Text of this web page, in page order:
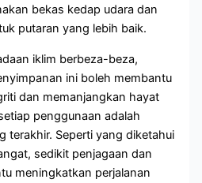
bekas kedap udara dan
putaran yang lebih baik.
iklim berbeza-beza,
ini boleh membantu
dan memanjangkan hayat
penggunaan adalah
terakhir. Seperti yang diketahui
sedikit penjagaan dan
meningkatkan perjalanan